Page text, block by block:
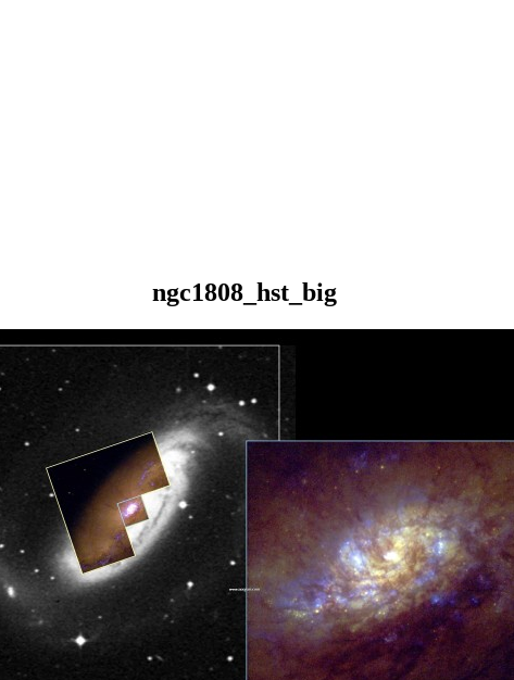
ngc1808_hst_big